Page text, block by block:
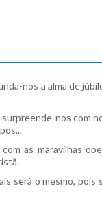
nos a alma de
nos com
as maravilhas
será o mesmo, pois